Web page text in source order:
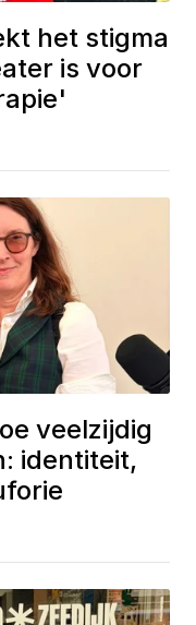
het stigma
is voor
veelzijdig
identiteit,